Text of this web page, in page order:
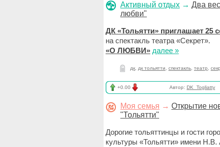
Активный отдых → Два
любви"
ДК «Тольятти» приглашает 25
на спектакль театра «Секрет».
«О ЛЮБВИ» далее »
дк дк тольятти спектакль театр
+0.00 Автор: DK_Togliatty
Моя семья → Открытие
"Тольятти"
Дорогие тольяттинцы и гости
культуры «Тольятти» имени